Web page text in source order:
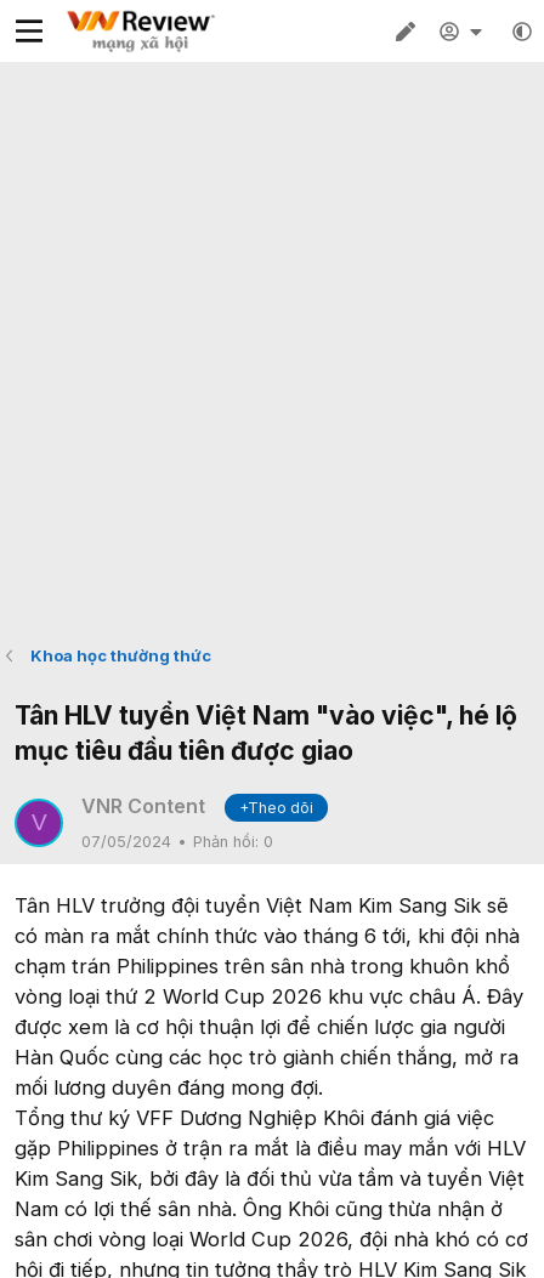
Khoa học thường thức
Tân HLV tuyển Việt Nam "vào việc", hé lộ
mục tiêu đầu tiên được giao
V
VNR Content
+Theo dõi
07/05/2024
Phản hồi: 0
Tân HLV trưởng đội tuyển Việt Nam Kim Sang Sik sẽ
có màn ra mắt chính thức vào tháng 6 tới, khi đội nhà
chạm trán Philippines trên sân nhà trong khuôn khổ
vòng loại thứ 2 World Cup 2026 khu vực châu Á. Đây
được xem là cơ hội thuận lợi để chiến lược gia người
Hàn Quốc cùng các học trò giành chiến thắng, mở ra
mối lương duyên đáng mong đợi.
Tổng thư ký VFF Dương Nghiệp Khôi đánh giá việc
gặp Philippines ở trận ra mắt là điều may mắn với HLV
Kim Sang Sik, bởi đây là đối thủ vừa tầm và tuyển Việt
Nam có lợi thế sân nhà. Ông Khôi cũng thừa nhận ở
sân chơi vòng loại World Cup 2026, đội nhà khó có cơ
hội đi tiếp, nhưng tin tưởng thầy trò HLV Kim Sang Sik